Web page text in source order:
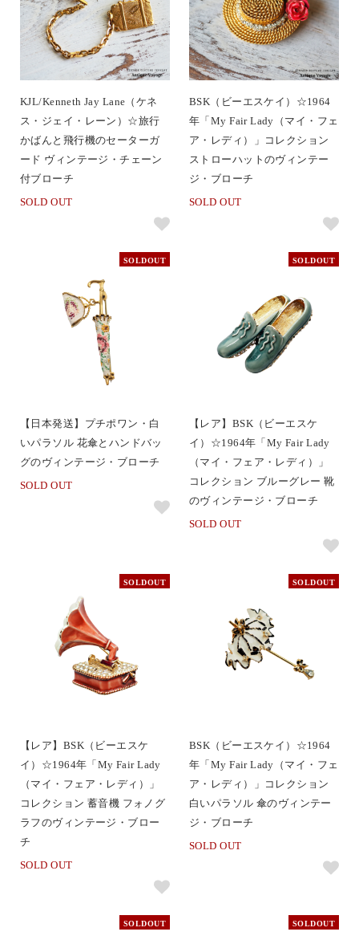
KJL/Kenneth Jay Lane（ケネ
ス・ジェイ・レーン）☆旅行
かばんと飛行機のセーターガ
ード ヴィンテージ・チェーン
付ブローチ
SOLD OUT
BSK（ビーエスケイ）☆1964
年「My Fair Lady（マイ・フェ
ア・レディ）」コレクション
ストローハットのヴィンテー
ジ・ブローチ
SOLD OUT
SOLDOUT
【日本発送】プチポワン・白
いパラソル 花傘とハンドバッ
グのヴィンテージ・ブローチ
SOLD OUT
SOLDOUT
【レア】BSK（ビーエスケ
イ）☆1964年「My Fair Lady
（マイ・フェア・レディ）」
コレクション ブルーグレー 靴
のヴィンテージ・ブローチ
SOLD OUT
SOLDOUT
【レア】BSK（ビーエスケ
イ）☆1964年「My Fair Lady
（マイ・フェア・レディ）」
コレクション 蓄音機 フォノグ
ラフのヴィンテージ・ブロー
チ
SOLD OUT
SOLDOUT
BSK（ビーエスケイ）☆1964
年「My Fair Lady（マイ・フェ
ア・レディ）」コレクション
白いパラソル 傘のヴィンテー
ジ・ブローチ
SOLD OUT
SOLDOUT SOLDOUT